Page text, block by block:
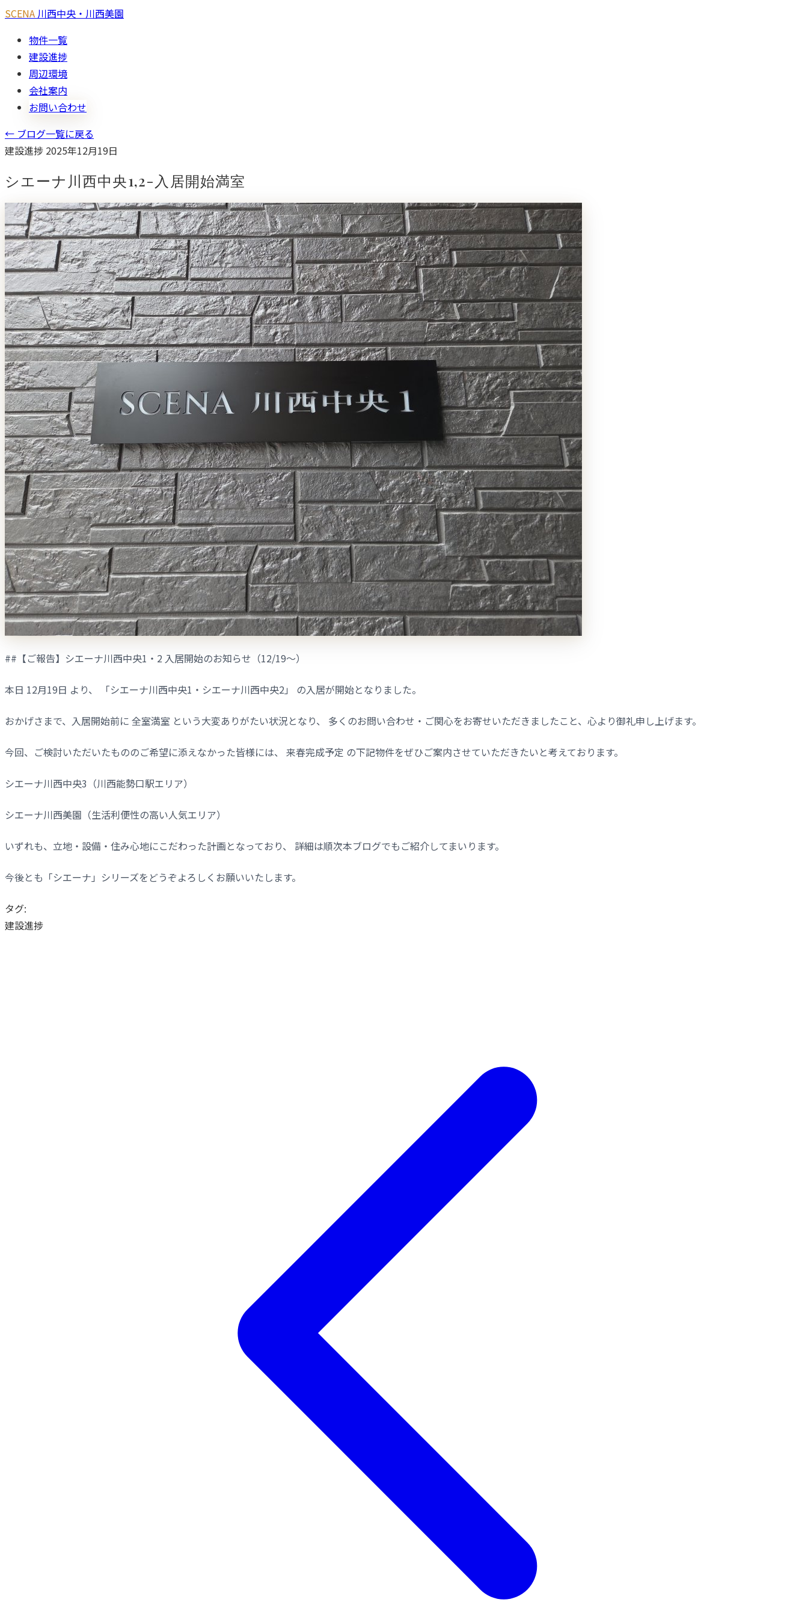
SCENA 川西中央・川西美園
物件一覧
建設進捗
周辺環境
会社案内
お問い合わせ
← ブログ一覧に戻る
建設進捗 2025年12月19日
シエーナ川西中央1,2-入居開始満室
##【ご報告】シエーナ川西中央1・2 入居開始のお知らせ（12/19〜）
本日 12月19日 より、 「シエーナ川西中央1・シエーナ川西中央2」 の入居が開始となりました。
おかげさまで、入居開始前に 全室満室 という大変ありがたい状況となり、 多くのお問い合わせ・ご関心をお寄せいただきましたこと、心より御礼申し上げます。
今回、ご検討いただいたもののご希望に添えなかった皆様には、 来春完成予定 の下記物件をぜひご案内させていただきたいと考えております。
シエーナ川西中央3（川西能勢口駅エリア）
シエーナ川西美園（生活利便性の高い人気エリア）
いずれも、立地・設備・住み心地にこだわった計画となっており、 詳細は順次本ブログでもご紹介してまいります。
今後とも「シエーナ」シリーズをどうぞよろしくお願いいたします。
タグ:
建設進捗